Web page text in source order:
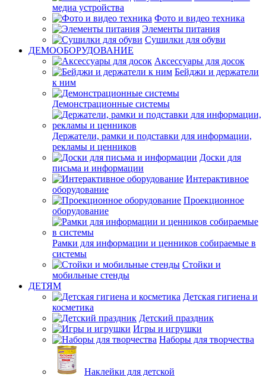
медиа устройства
Фото и видео техника
Элементы питания
Сушилки для обуви
ДЕМООБОРУДОВАНИЕ
Аксессуары для досок
Бейджи и держатели
к ним
Демонстрационные системы
Держатели, рамки и подставки для информации,
рекламы и ценников
Доски для
письма и информации
Интерактивное
оборудование
Проекционное
оборудование
Рамки для информации и ценников собираемые в
системы
Стойки и
мобильные стенды
ДЕТЯМ
Детская гигиена и
косметика
Детский праздник
Игры и игрушки
Наборы для творчества
Наклейки для детской